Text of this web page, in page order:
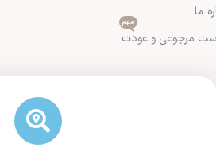
ما
مرجوعی و عودت
مهم